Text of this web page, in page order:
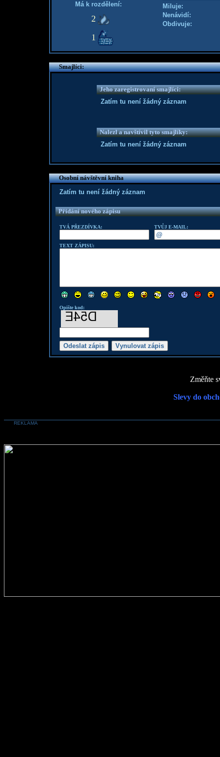
Má k rozdělení:
2
1
Miluje:
Nenávidí:
Obdivuje:
Smajlíci:
Jeho zaregistrovaní smajlíci:
Zatím tu není žádný záznam
Nalezl a navštívil tyto smajlíky:
Zatím tu není žádný záznam
Osobní návštěvní kniha
Zatím tu není žádný záznam
Přidání nového zápisu
TVÁ PŘEZDÍVKA: TVŮJ E-MAIL:
TEXT ZÁPISU:
Opište kod:
Změňte
Slevy do
REKLAMA